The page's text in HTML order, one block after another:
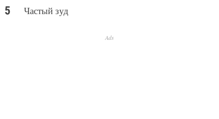
Частый зуд
Ads